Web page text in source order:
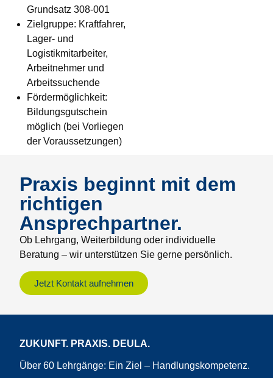
Grundsatz 308-001
Zielgruppe: Kraftfahrer,
Lager- und
Logistikmitarbeiter,
Arbeitnehmer und
Arbeitssuchende
Fördermöglichkeit:
Bildungsgutschein
möglich (bei Vorliegen
der Voraussetzungen)
Praxis beginnt mit dem
richtigen
Ansprechpartner.
Ob Lehrgang, Weiterbildung oder individuelle
Beratung – wir unterstützen Sie gerne persönlich.
Jetzt Kontakt aufnehmen
ZUKUNFT. PRAXIS. DEULA.
Über 60 Lehrgänge: Ein Ziel – Handlungskompetenz.